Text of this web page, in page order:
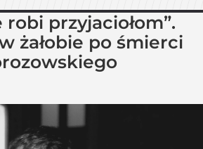
robi przyjaciołom”.
żałobie po śmierci